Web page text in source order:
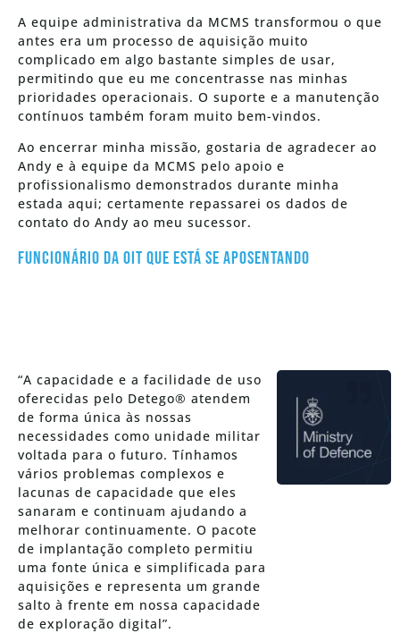
A equipe administrativa da MCMS transformou o que
antes era um processo de aquisição muito
complicado em algo bastante simples de usar,
permitindo que eu me concentrasse nas minhas
prioridades operacionais. O suporte e a manutenção
contínuos também foram muito bem-vindos.
Ao encerrar minha missão, gostaria de agradecer ao
Andy e à equipe da MCMS pelo apoio e
profissionalismo demonstrados durante minha
estada aqui; certamente repassarei os dados de
contato do Andy ao meu sucessor.
Funcionário da OIT que está se aposentando
“A capacidade e a facilidade de uso
oferecidas pelo Detego® atendem
de forma única às nossas
necessidades como unidade militar
voltada para o futuro. Tínhamos
vários problemas complexos e
lacunas de capacidade que eles
sanaram e continuam ajudando a
melhorar continuamente. O pacote
de implantação completo permitiu
uma fonte única e simplificada para
aquisições e representa um grande
salto à frente em nossa capacidade
de exploração digital”.